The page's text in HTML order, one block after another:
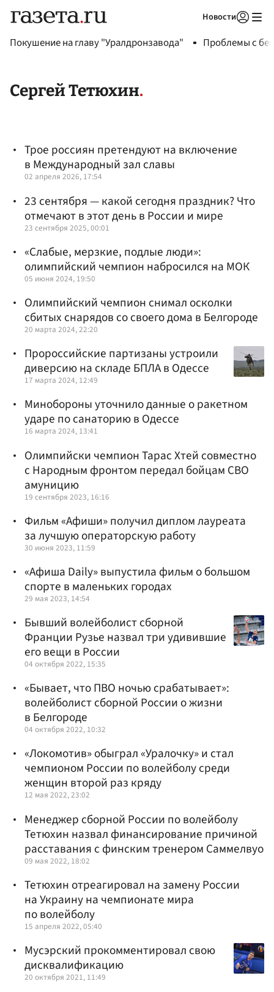
Новости
Покушение на главу "Уралдронзавода" Проблемы с
Сергей Тетюхин
Трое россиян претендуют на включение
в Международный зал славы
02 апреля 2026, 17:54
23 сентября — какой сегодня праздник? Что
отмечают в этот день в России и мире
23 сентября 2025, 00:01
«Слабые, мерзкие, подлые люди»:
олимпийский чемпион набросился на МОК
05 июня 2024, 19:50
Олимпийский чемпион снимал осколки
сбитых снарядов со своего дома в Белгороде
20 марта 2024, 22:20
Пророссийские партизаны устроили
диверсию на складе БПЛА в Одессе
17 марта 2024, 12:49
Минобороны уточнило данные о ракетном
ударе по санаторию в Одессе
16 марта 2024, 13:41
Олимпийски чемпион Тарас Хтей совместно
с Народным фронтом передал бойцам СВО
амуницию
19 сентября 2023, 16:16
Фильм «Афиши» получил диплом лауреата
за лучшую операторскую работу
30 июня 2023, 11:59
«Афиша Daily» выпустила фильм о большом
спорте в маленьких городах
29 мая 2023, 14:54
Бывший волейболист сборной
Франции Рузье назвал три удивившие
его вещи в России
04 октября 2022, 15:35
«Бывает, что ПВО ночью срабатывает»:
волейболист сборной России о жизни
в Белгороде
04 октября 2022, 10:32
«Локомотив» обыграл «Уралочку» и стал
чемпионом России по волейболу среди
женщин второй раз кряду
12 мая 2022, 23:02
Менеджер сборной России по волейболу
Тетюхин назвал финансирование причиной
расставания с финским тренером Саммелвуо
09 мая 2022, 18:02
Тетюхин отреагировал на замену России
на Украину на чемпионате мира
по волейболу
15 апреля 2022, 05:40
Мусэрский прокомментировал свою
дисквалификацию
20 октября 2021, 11:49